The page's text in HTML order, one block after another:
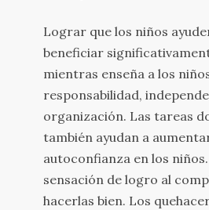
Lograr que los niños
beneficiar
mientras enseña a los
responsabilidad,
organización. Las tareas
también ayudan a
autoconfianza en los
sensación de logro al
hacerlas bien. Los